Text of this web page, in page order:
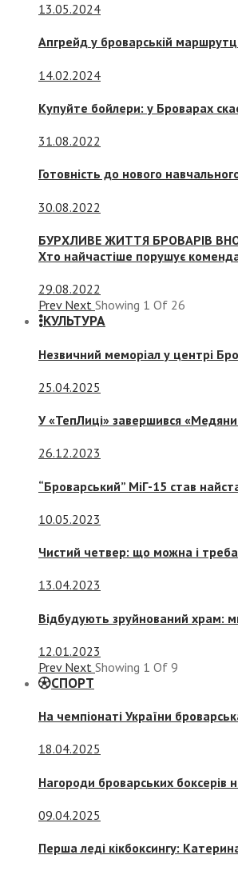
13.05.2024
Апгрейд у броварській
14.02.2024
Купуйте бойлери: у Броварах
31.08.2022
Готовність до нового
30.08.2022
БУРХЛИВЕ ЖИТТЯ БРОВАРІВ
Хто найчастіше порушує
29.08.2022
Prev Next Showing 1 Of 26
КУЛЬТУРА
Незвичний меморіал у центрі
25.04.2025
У «ТепЛиці» завершився
26.12.2023
“Броварський” МіГ-15 став
10.05.2023
Чистий четвер: що можна і
13.04.2023
Відбудують зруйнований храм:
12.01.2023
Prev Next Showing 1 Of 9
СПОРТ
На чемпіонаті України
18.04.2025
Нагороди броварських боксерів
09.04.2025
Перша леді кікбоксингу: